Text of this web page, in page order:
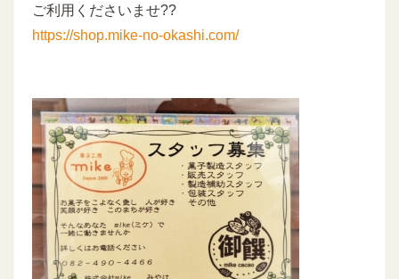
ご利用くださいませ??
https://shop.mike-no-okashi.com/